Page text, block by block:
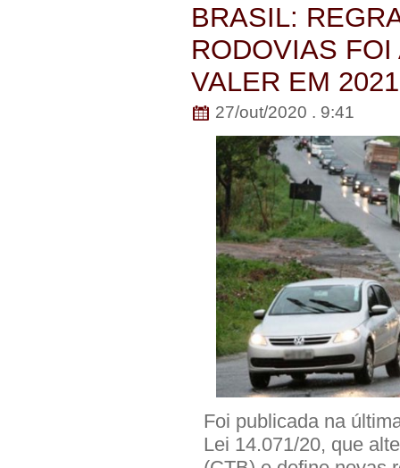
BRASIL:
RODOVIAS FOI
VALER EM 2021
27/out/2020 . 9:41
Foi publicada na
Lei 14.071/20, que